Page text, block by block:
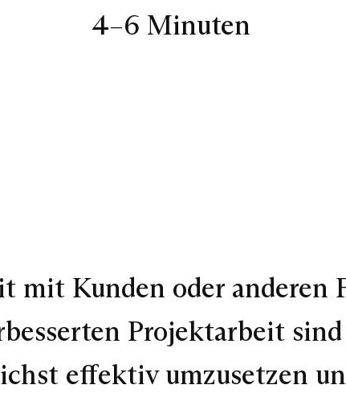
4–6 Minuten
mit Kunden oder anderen
Projektarbeit
effektiv umzusetzen